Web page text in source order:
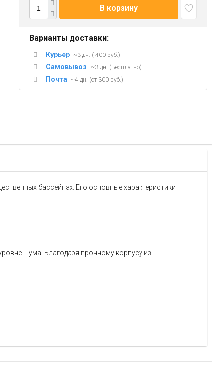
В корзину
Варианты доставки:
Курьер ~3 дн. ( 400 руб.)
Самовывоз ~3 дн. (Бесплатно)
Почта ~4 дн. (от 300 руб.)
бассейнах. Его основные характеристики
шума. Благодаря прочному корпусу из